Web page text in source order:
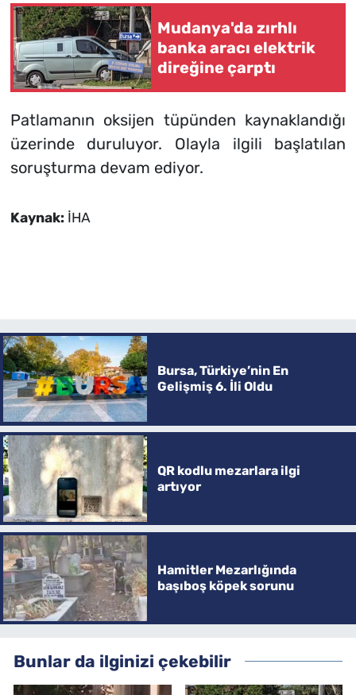
Mudanya'da zırhlı
banka aracı elektrik
direğine çarptı
Patlamanın oksijen tüpünden kaynaklandığı
üzerinde duruluyor. Olayla ilgili başlatılan
soruşturma devam ediyor.
Kaynak: İHA
Bursa, Türkiye’nin En
Gelişmiş 6. İli Oldu
QR kodlu mezarlara ilgi
artıyor
Hamitler Mezarlığında
başıboş köpek sorunu
Bunlar da ilginizi çekebilir